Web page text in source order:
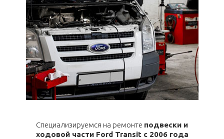
Специализируемся на ремонте подвески и
ходовой части Ford Transit с 2006 года